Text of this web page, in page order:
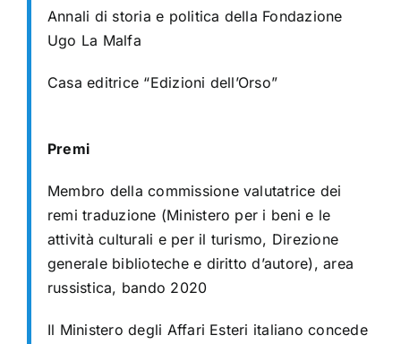
Annali di storia e politica della Fondazione
Ugo La Malfa
Casa editrice “Edizioni dell’Orso”
Premi
Membro della commissione valutatrice dei
remi traduzione (Ministero per i beni e le
attività culturali e per il turismo, Direzione
generale biblioteche e diritto d’autore), area
russistica, bando 2020
Il Ministero degli Affari Esteri italiano concede